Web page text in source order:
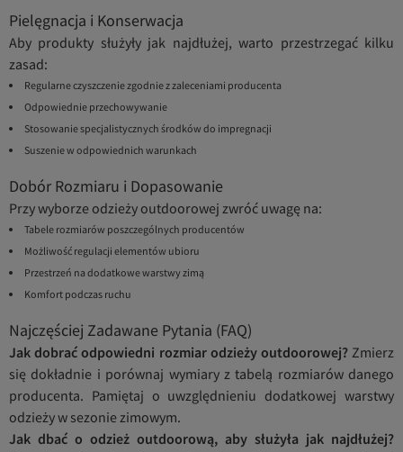
Pielęgnacja i Konserwacja
Aby produkty służyły jak najdłużej, warto przestrzegać kilku
zasad:
Regularne czyszczenie zgodnie z zaleceniami producenta
Odpowiednie przechowywanie
Stosowanie specjalistycznych środków do impregnacji
Suszenie w odpowiednich warunkach
Dobór Rozmiaru i Dopasowanie
Przy wyborze odzieży outdoorowej zwróć uwagę na:
Tabele rozmiarów poszczególnych producentów
Możliwość regulacji elementów ubioru
Przestrzeń na dodatkowe warstwy zimą
Komfort podczas ruchu
Najczęściej Zadawane Pytania (FAQ)
Jak dobrać odpowiedni rozmiar odzieży outdoorowej?Zmierz
się dokładnie i porównaj wymiary z tabelą rozmiarów danego
producenta. Pamiętaj o uwzględnieniu dodatkowej warstwy
odzieży w sezonie zimowym.
Jak dbać o odzież outdoorową, aby służyła jak najdłużej?